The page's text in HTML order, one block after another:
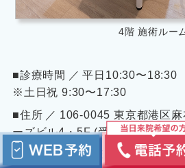
4階 施術ルー
■診療時間 ／ 平日10:30〜18:30
※土日祝 9:30〜17:30
■住所 ／ 106-0045 東京都港区麻
ーズビル4・5F (受付5F)（アク
■電話番号 ／03-3478-1107